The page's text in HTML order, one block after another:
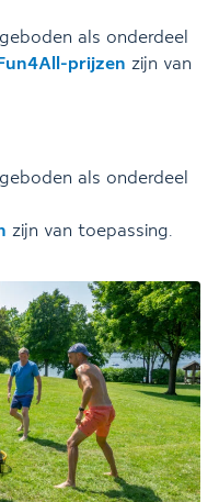
als onderdeel
Fun4All-prijzen zijn van
als onderdeel
zijn van toepassing.